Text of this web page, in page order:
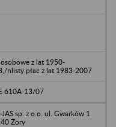
z lat 1950-
nlisty płac z lat 1983-2007
610A-13/07
JAS sp. z o.o. ul. Gwarków 1
Żory